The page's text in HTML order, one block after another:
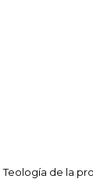
Teología de la